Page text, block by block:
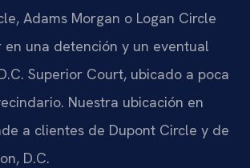
Adams Morgan o Logan Circle
una detención y un eventual
Superior Court, ubicado a poca
Nuestra ubicación en
a clientes de Dupont Circle y de
D.C.